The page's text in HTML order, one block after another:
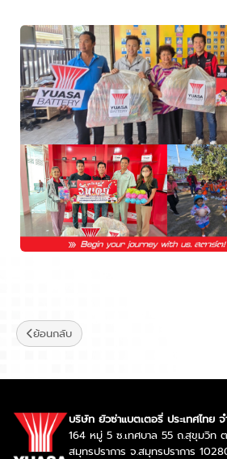
ย้อนกลับ
บริษัท ยัวซ่าแบตเตอรี่ ประเทศไทย
164 หมู่ 5 ซ.เทศบาล 55 ถ.สุขุมวิท
สมุทรปราการ จ.สมุทรปราการ